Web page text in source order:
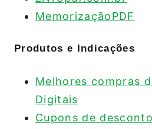
MemorizaçãoPDF
Produtos e Indicações
Melhores compras
Digitais
Cupons de